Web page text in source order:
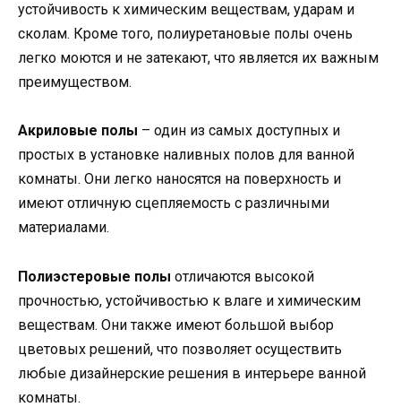
устойчивость к химическим веществам, ударам и
сколам. Кроме того, полиуретановые полы очень
легко моются и не затекают, что является их важным
преимуществом.
Акриловые полы – один из самых доступных и
простых в установке наливных полов для ванной
комнаты. Они легко наносятся на поверхность и
имеют отличную сцепляемость с различными
материалами.
Полиэстеровые полы отличаются высокой
прочностью, устойчивостью к влаге и химическим
веществам. Они также имеют большой выбор
цветовых решений, что позволяет осуществить
любые дизайнерские решения в интерьере ванной
комнаты.